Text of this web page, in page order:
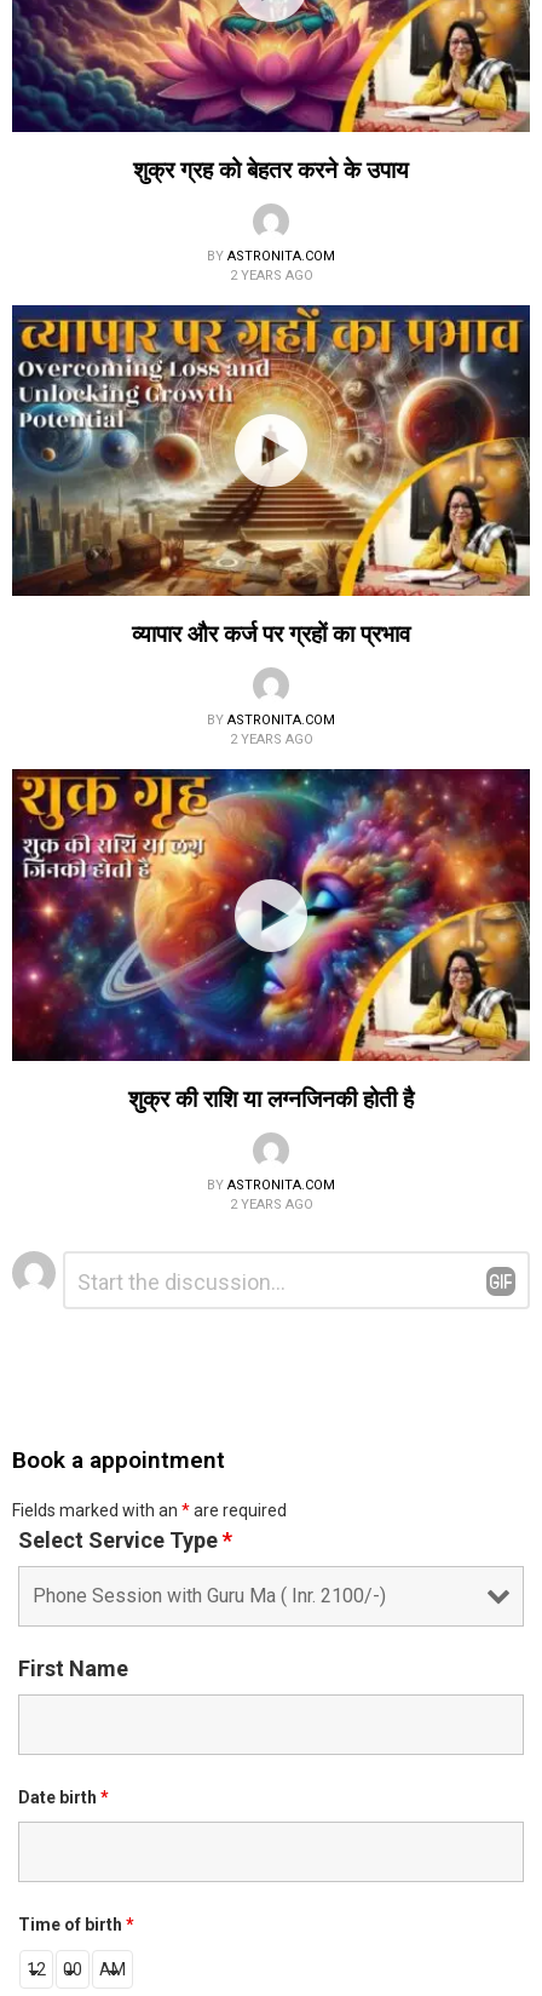
शुक्र ग्रह को बेहतर करने के उपाय
BY ASTRONITA.COM
2 YEARS AGO
व्यापार और कर्ज पर ग्रहों का प्रभाव
BY ASTRONITA.COM
2 YEARS AGO
शुक्र की राशि या लग्नजिनकी होती है
BY ASTRONITA.COM
2 YEARS AGO
Leave
a
Book a appointment
Fields marked with an *are required
Select Service Type*
First Name
Date birth *
Time of birth *